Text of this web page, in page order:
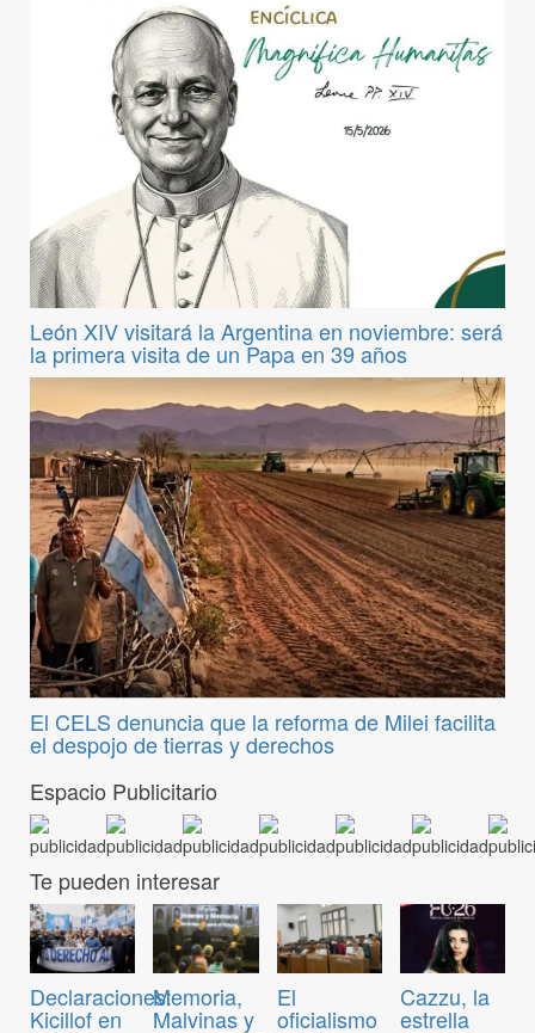
León XIV visitará la Argentina en noviembre: será
la primera visita de un Papa en 39 años
El CELS denuncia que la reforma de Milei facilita
el despojo de tierras y derechos
Espacio Publicitario
Te pueden interesar
Declaraciones:
Kicillof en
Memoria,
Malvinas y
El
oficialismo
Cazzu, la
estrella